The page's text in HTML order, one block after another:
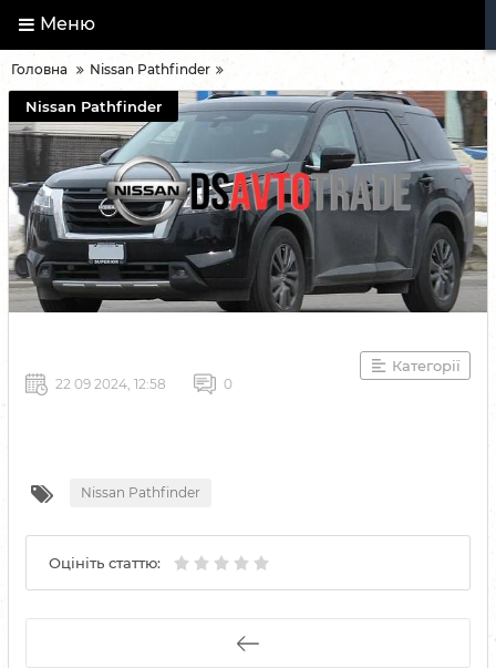
Меню
Головна Nissan Pathfinder
Nissan Pathfinder
Категорії
22 09 2024, 12:58 0
Nissan Pathfinder
Оцініть статтю: